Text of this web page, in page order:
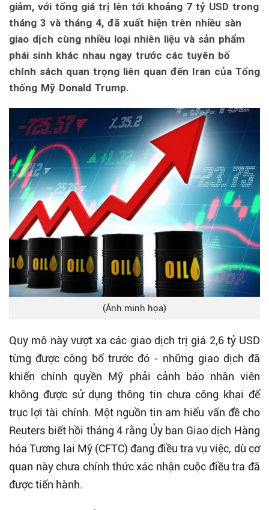
giảm, với tổng giá trị lên tới khoảng 7 tỷ USD trong
tháng 3 và tháng 4, đã xuất hiện trên nhiều sàn
giao dịch cùng nhiều loại nhiên liệu và sản phẩm
phái sinh khác nhau ngay trước các tuyên bố
chính sách quan trọng liên quan đến Iran của Tổng
thống Mỹ Donald Trump.
(Ảnh minh họa)
Quy mô này vượt xa các giao dịch trị giá 2,6 tỷ USD
từng được công bố trước đó - những giao dịch đã
khiến chính quyền Mỹ phải cảnh báo nhân viên
không được sử dụng thông tin chưa công khai để
trục lợi tài chính. Một nguồn tin am hiểu vấn đề cho
Reuters biết hồi tháng 4 rằng Ủy ban Giao dịch Hàng
hóa Tương lai Mỹ (CFTC) đang điều tra vụ việc, dù cơ
quan này chưa chính thức xác nhận cuộc điều tra đã
được tiến hành.